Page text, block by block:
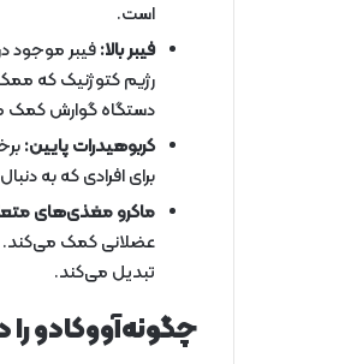
است.
فیبر بالا:فیبر موجود
رژیم کتوژنیک که
دستگاه گوارش کمک
کربوهیدرات پایین:
برای افرادی که به
ماکرو مغذی‌های
عضلانی کمک می‌کند.
تبدیل می‌کند.
چگونه‌آووکادو را